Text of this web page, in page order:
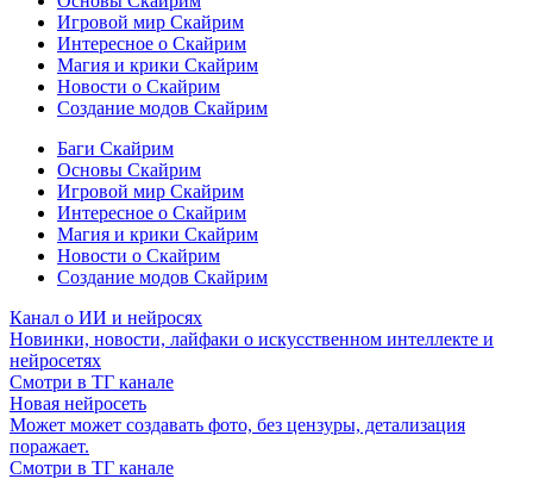
Игровой мир Скайрим
Интересное о Скайрим
Магия и крики Скайрим
Новости о Скайрим
Создание модов Скайрим
Баги Скайрим
Основы Скайрим
Игровой мир Скайрим
Интересное о Скайрим
Магия и крики Скайрим
Новости о Скайрим
Создание модов Скайрим
Канал о ИИ и нейросях
Новинки, новости, лайфаки о искусственном интеллекте и
нейросетях
Смотри в ТГ канале
Новая нейросеть
Может может создавать фото, без цензуры, детализация
поражает.
Смотри в ТГ канале